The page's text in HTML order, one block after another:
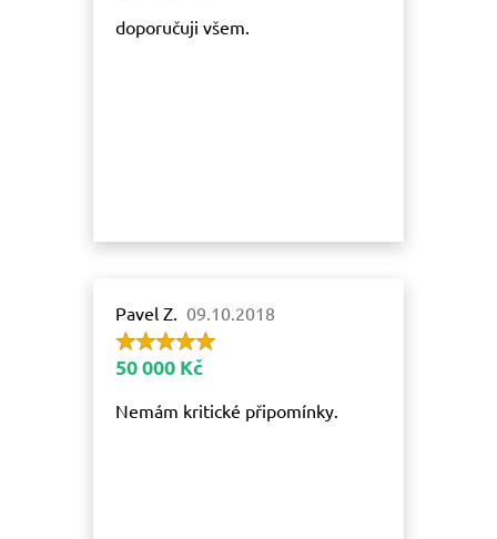
doporučuji všem.
Pavel Z. 09.10.2018
50 000 Kč
Nemám kritické připomínky.